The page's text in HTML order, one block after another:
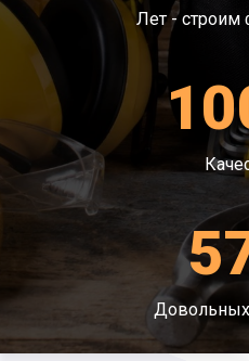
Лет - строим